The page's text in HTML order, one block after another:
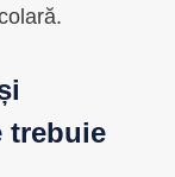
trebuie